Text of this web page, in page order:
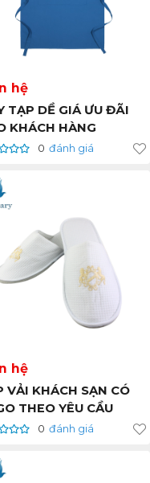
hệ
TẠP DỀ GIÁ ƯU ĐÃI
KHÁCH HÀNG
0 đánh giá
hệ
VẢI KHÁCH SẠN CÓ
THEO YÊU CẦU
0 đánh giá